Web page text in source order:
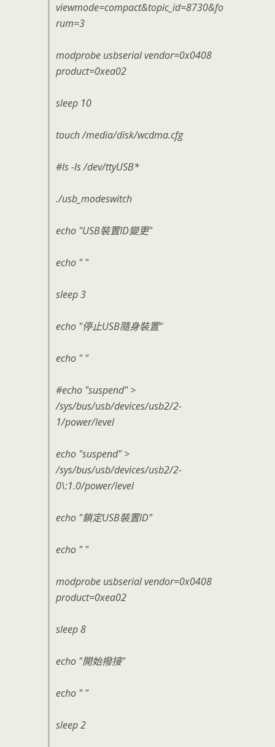
viewmode=compact&topic_id=8730&fo
rum=3
modprobe usbserial vendor=0x0408
product=0xea02
sleep 10
touch /media/disk/wcdma.cfg
#ls -ls /dev/ttyUSB*
./usb_modeswitch
echo "USB裝置ID變更"
echo " "
sleep 3
echo "停止USB隨身裝置"
echo " "
#echo "suspend" >
/sys/bus/usb/devices/usb2/2-
1/power/level
echo "suspend" >
/sys/bus/usb/devices/usb2/2-
0\:1.0/power/level
echo "鎖定USB裝置ID"
echo " "
modprobe usbserial vendor=0x0408
product=0xea02
sleep 8
echo "開始撥接"
echo " "
sleep 2